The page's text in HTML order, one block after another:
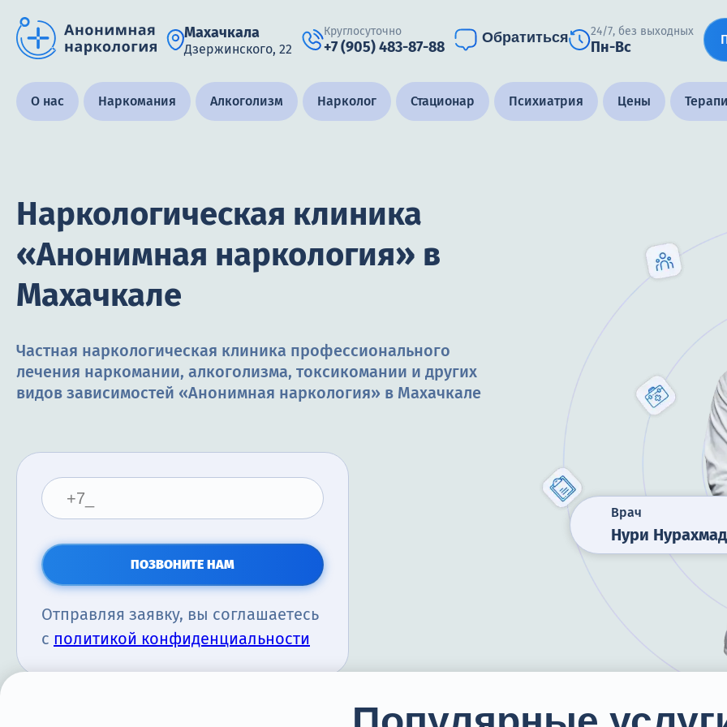
Махачкала
Дзержинского, 22
Круглосуточно
+7 (905) 483-87-88
Обратиться 24/7, без выходных
Пн-Вс
Получить помощь специалиста
+7 (905) 483-87-88
Адрес call-центра
Махачкала, Дзержинского, 22
О нас Наркомания Алкоголизм Нарколог Стационар Психиатрия Цены
Наркологическая клиника
«Анонимная наркология» в
Махачкале
Частная наркологическая клиника профессионального
лечения наркомании, алкоголизма, токсикомании и других
видов зависимостей «Анонимная наркология» в Махачкале
ПОЗВОНИТЕ НАМ
Отправляя заявку, вы соглашаетесь
с политикой конфиденциальности
Врач
Нури Нурахмад